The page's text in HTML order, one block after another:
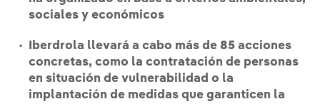
sociales y económicos
Iberdrola llevará a cabo más de 85 acciones
concretas, como la contratación de personas
en situación de vulnerabilidad o la
implantación de medidas que garanticen la